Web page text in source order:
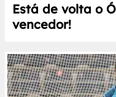
Está de volta o
vencedor!